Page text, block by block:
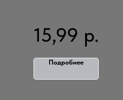
2 ВИДА
15,99 р.
Подробнее